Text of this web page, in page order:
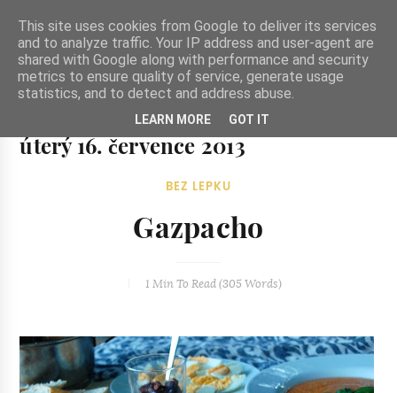
Ze zahrady do kuchyně
Ze zahrady do kuchyně...inspirativní vegetariánské recepty
a skvělé jídlo.
úterý 16. července 2013
BEZ LEPKU
Gazpacho
1 Min To Read (305 Words)
This site uses cookies from Google to deliver its services
and to analyze traffic. Your IP address and user-agent are
shared with Google along with performance and security
metrics to ensure quality of service, generate usage
statistics, and to detect and address abuse.
LEARN MORE GOT IT